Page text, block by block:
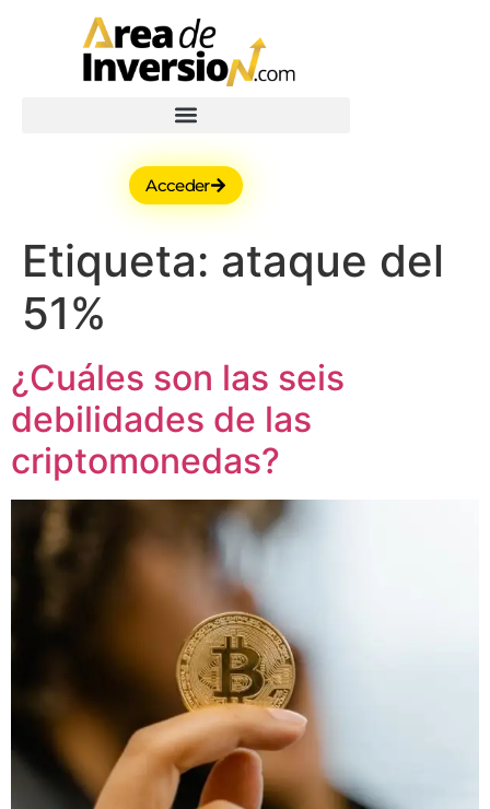
Acceder
Etiqueta: ataque del
51%
¿Cuáles son las seis
debilidades de las
criptomonedas?